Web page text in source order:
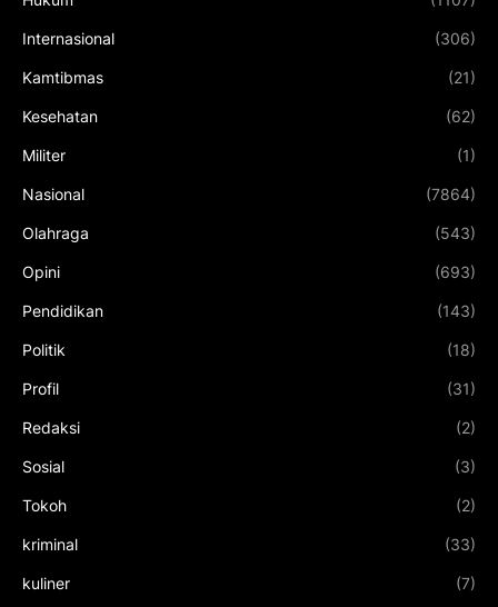
Internasional (306)
Kamtibmas (21)
Kesehatan (62)
Militer (1)
Nasional (7864)
Olahraga (543)
Opini (693)
Pendidikan (143)
Politik (18)
Profil (31)
Redaksi (2)
Sosial (3)
Tokoh (2)
kriminal (33)
kuliner (7)